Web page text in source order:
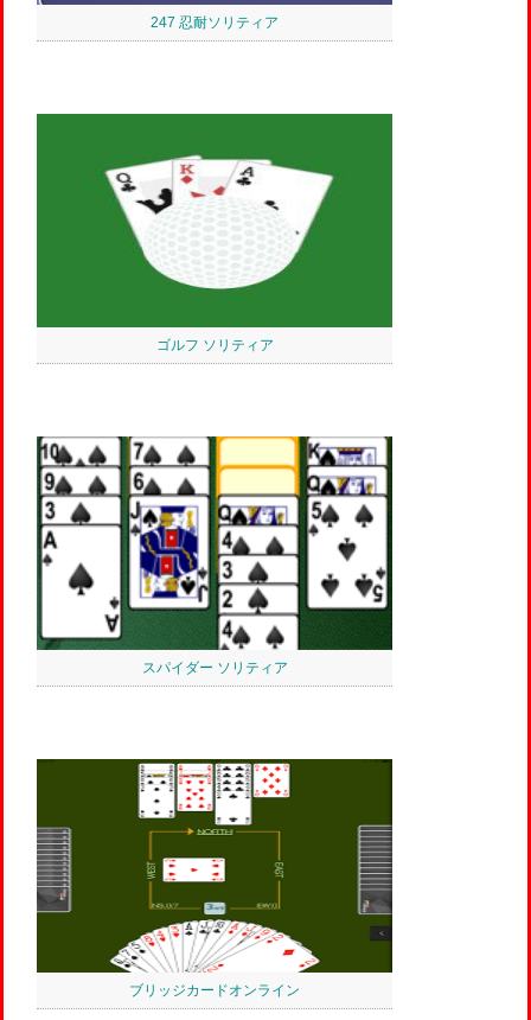
247 忍耐ソリティア
ゴルフ ソリティア
スパイダー ソリティア
ブリッジカードオンライン